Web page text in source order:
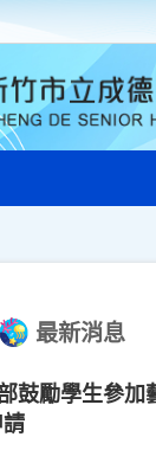
最新消息
鼓勵學生參加